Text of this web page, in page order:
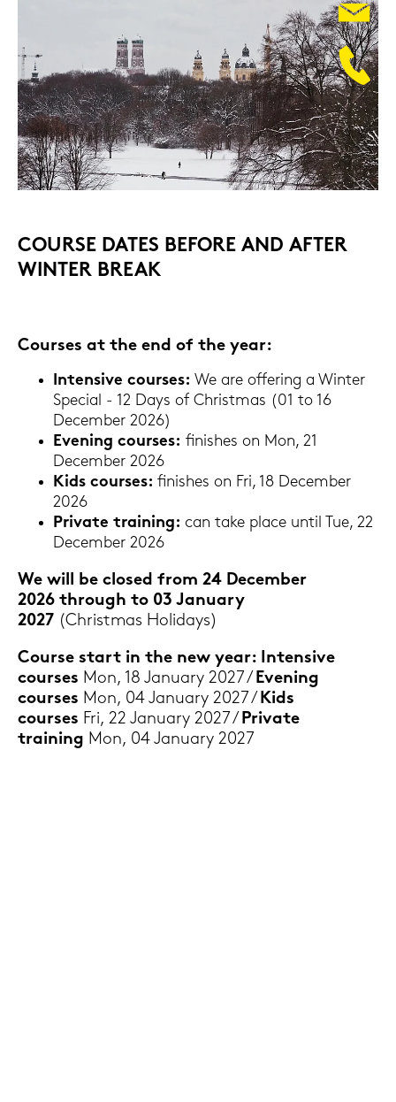
COUR­SE DATES BE­FO­RE AND AFTER
WIN­TER BREAK
Cour­ses at the end of the year:
In­ten­si­ve cour­ses: We are of­fe­ring a Win­ter
Spe­cial - 12 Days of Christ­mas (01 to 16
Decem­ber 2026)
Evening cour­ses: fi­nis­hes on Mon, 21
Decem­ber 2026
Kids cour­ses: fi­nis­hes on Fri, 18 Decem­ber
2026
Pri­va­te trai­ning: can take place until Tue, 22
Decem­ber 2026
We will be clo­sed from 24 Decem­ber
2026 through to 03 Ja­nu­ary
2027 (Christ­mas Ho­li­days)
Cour­se start in the new year: In­ten­si­ve
cour­ses Mon, 18 Ja­nu­ary 2027 / Evening
cour­ses Mon, 04 Ja­nu­ary 2027 / Kids
cour­ses Fri, 22 Ja­nu­ary 2027 / Pri­va­te
trai­ning Mon, 04 Ja­nu­ary 2027